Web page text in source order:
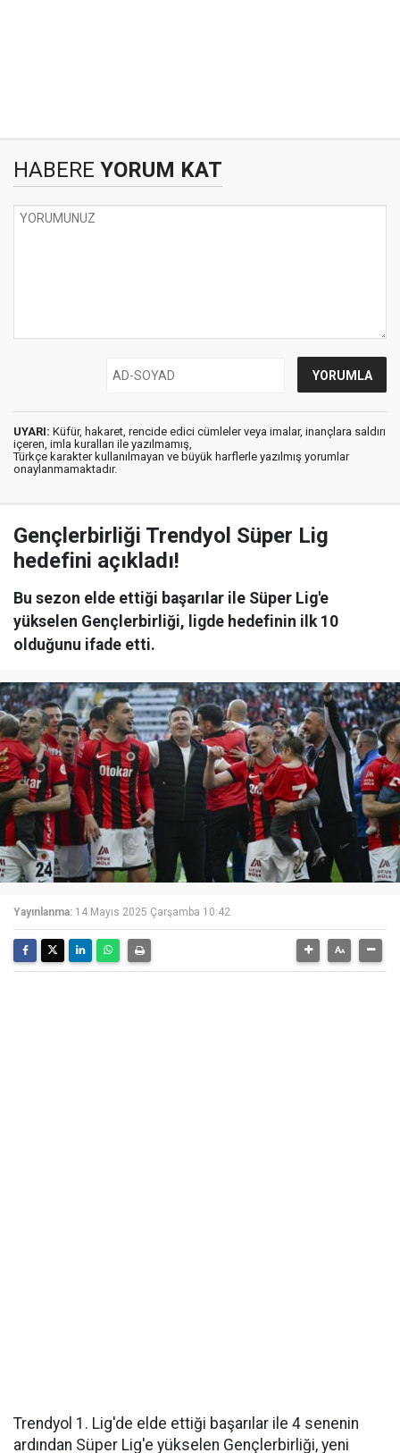
HABERE YORUM KAT
UYARI: Küfür, hakaret, rencide edici cümleler veya imalar, inançlara saldırı
içeren, imla kuralları ile yazılmamış,
Türkçe karakter kullanılmayan ve büyük harflerle yazılmış yorumlar
onaylanmamaktadır.
Gençlerbirliği Trendyol Süper Lig
hedefini açıkladı!
Bu sezon elde ettiği başarılar ile Süper Lig'e
yükselen Gençlerbirliği, ligde hedefinin ilk 10
olduğunu ifade etti.
Yayınlanma: 14 Mayıs 2025 Çarşamba 10:42
Trendyol 1. Lig'de elde ettiği başarılar ile 4 senenin
ardından Süper Lig'e yükselen Gençlerbirliği, yeni